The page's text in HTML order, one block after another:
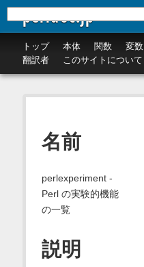
perldoc.jp
トップ 本体 関数 変数
翻訳者
このサイトについて
名前
perlexperiment -
Perl の実験的機能
の一覧
説明